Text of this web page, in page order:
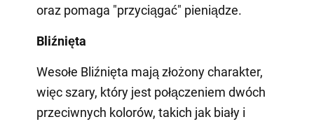
oraz pomaga "przyciągać" pieniądze.
Bliźnięta
Wesołe Bliźnięta mają złożony charakter,
więc szary, który jest połączeniem dwóch
przeciwnych kolorów, takich jak biały i